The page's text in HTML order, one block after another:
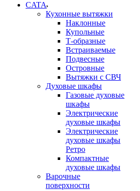
CATA
Кухонные вытяжки
Наклонные
Купольные
Т-образные
Встраиваемые
Подвесные
Островные
Вытяжки с СВЧ
Духовые шкафы
Газовые духовые
шкафы
Электрические
духовые шкафы
Электрические
духовые шкафы
Ретро
Компактные
духовые шкафы
Варочные
поверхности